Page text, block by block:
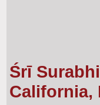
Śrī
California,